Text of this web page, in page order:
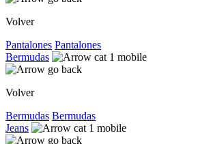
Volver
Pantalones Pantalones
Bermudas
Volver
Bermudas Bermudas
Jeans